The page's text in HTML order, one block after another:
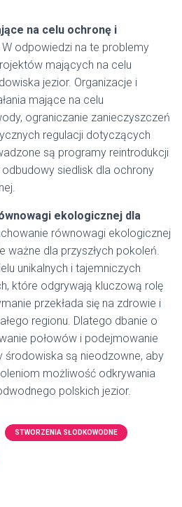
na celu ochronę i
W odpowiedzi na te problemy
mających na celu
jezior. Organizacje i
mające na celu
ograniczanie zanieczyszczeń
regulacji dotyczących
są programy reintrodukcji
siedlisk dla ochrony
ekologicznej dla
równowagi ekologicznej
ważne dla przyszłych pokoleń.
unikalnych i tajemniczych
które odgrywają kluczową rolę
przekłada się na zdrowie i
regionu. Dlatego dbanie o
połowów i podejmowanie
środowiska są nieodzowne, aby
możliwość odkrywania
polskich jezior.
STWORZENIA SŁODKOWODNE